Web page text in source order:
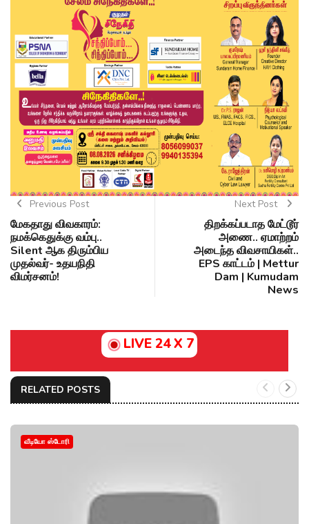
Previous Post
மேகதாது விவகாரம்:
நமக்கெதுக்கு வம்பு..
Silent ஆக திரும்பிய
முதல்வர்- உதயநிதி
விமர்சனம்!
Next Post
திறக்கப்படாத மேட்டூர்
அணை.. ஏமாற்றம்
அடைந்த விவசாயிகள்..
EPS காட்டம் | Mettur
Dam | Kumudam
News
LIVE 24 X 7
RELATED POSTS
வீடியோ ஸ்டோரி